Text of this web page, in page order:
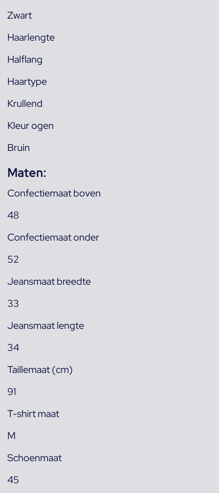
Zwart
Haarlengte
Halflang
Haartype
Krullend
Kleur ogen
Bruin
Maten:
Confectiemaat boven
48
Confectiemaat onder
52
Jeansmaat breedte
33
Jeansmaat lengte
34
Taillemaat (cm)
91
T-shirt maat
M
Schoenmaat
45